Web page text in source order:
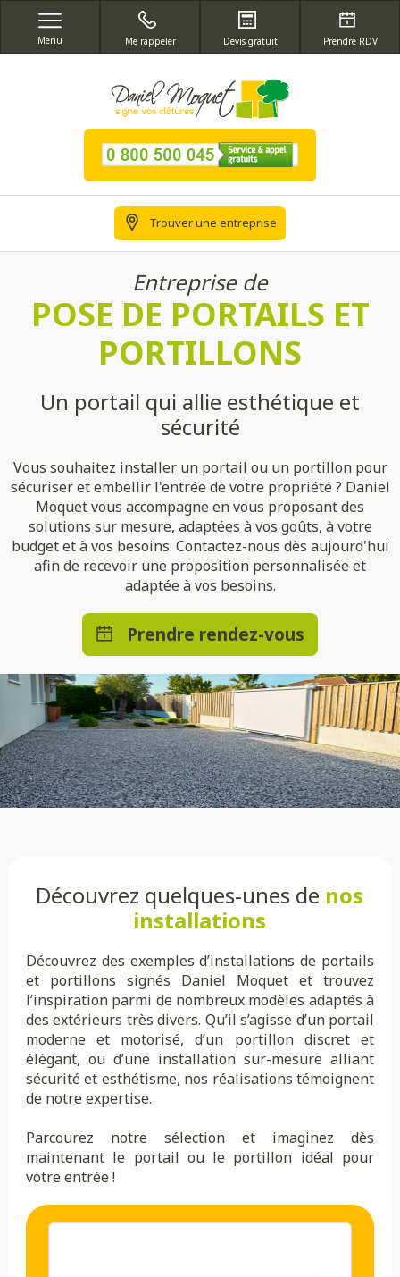
Menu Me rappeler Devis gratuit Prendre RDV
Trouver une entreprise
Entreprise de
POSE DE PORTAILS ET
PORTILLONS
Un portail qui allie esthétique et
sécurité
Vous souhaitez installer un portail ou un portillon pour
sécuriser et embellir l'entrée de votre propriété ? Daniel
Moquet vous accompagne en vous proposant des
solutions sur mesure, adaptées à vos goûts, à votre
budget et à vos besoins. Contactez-nous dès aujourd'hui
afin de recevoir une proposition personnalisée et
adaptée à vos besoins.
Prendre rendez-vous
Découvrez quelques-unes de nos
installations
Découvrez des exemples d’installations de portails
et portillons signés Daniel Moquet et trouvez
l’inspiration parmi de nombreux modèles adaptés à
des extérieurs très divers. Qu’il s’agisse d’un portail
moderne et motorisé, d’un portillon discret et
élégant, ou d’une installation sur-mesure alliant
sécurité et esthétisme, nos réalisations témoignent
de notre expertise.
Parcourez notre sélection et imaginez dès
maintenant le portail ou le portillon idéal pour
votre entrée !